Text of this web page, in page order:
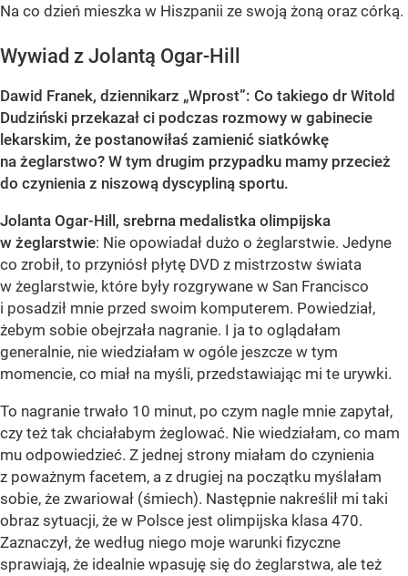
Na co dzień mieszka w Hiszpanii ze swoją żoną oraz córką.
Wywiad z Jolantą Ogar-Hill
Dawid Franek, dziennikarz „Wprost”: Co takiego dr Witold
Dudziński przekazał ci podczas rozmowy w gabinecie
lekarskim, że postanowiłaś zamienić siatkówkę
na żeglarstwo? W tym drugim przypadku mamy przecież
do czynienia z niszową dyscypliną sportu.
Jolanta Ogar-Hill, srebrna medalistka olimpijska
w żeglarstwie: Nie opowiadał dużo o żeglarstwie. Jedyne
co zrobił, to przyniósł płytę DVD z mistrzostw świata
w żeglarstwie, które były rozgrywane w San Francisco
i posadził mnie przed swoim komputerem. Powiedział,
żebym sobie obejrzała nagranie. I ja to oglądałam
generalnie, nie wiedziałam w ogóle jeszcze w tym
momencie, co miał na myśli, przedstawiając mi te urywki.
To nagranie trwało 10 minut, po czym nagle mnie zapytał,
czy też tak chciałabym żeglować. Nie wiedziałam, co mam
mu odpowiedzieć. Z jednej strony miałam do czynienia
z poważnym facetem, a z drugiej na początku myślałam
sobie, że zwariował (śmiech). Następnie nakreślił mi taki
obraz sytuacji, że w Polsce jest olimpijska klasa 470.
Zaznaczył, że według niego moje warunki fizyczne
sprawiają, że idealnie wpasuję się do żeglarstwa, ale też